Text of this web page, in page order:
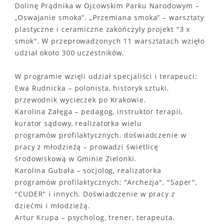
Dolinę Prądnika w Ojcowskim Parku Narodowym –
„Oswajanie smoka”. „Przemiana smoka” – warsztaty
plastyczne i ceramiczne zakończyły projekt "3 x
smok". W przeprowadzonych 11 warsztatach wzięło
udział około 300 uczestników.
W programie wzięli udział specjaliści i terapeuci:
Ewa Rudnicka – polonista, historyk sztuki,
przewodnik wycieczek po Krakowie.
Karolina Załęga – pedagog, instruktor terapii,
kurator sądowy, realizatorka wielu
programów profilaktycznych, doświadczenie w
pracy z młodzieżą – prowadzi świetlicę
środowiskową w Gminie Zielonki.
Karolina Gubała – socjolog, realizatorka
programów profilaktycznych; "Archezja", "Saper",
"CUDER" i innych. Doświadczenie w pracy z
dziećmi i młodzieżą.
Artur Krupa – psycholog, trener, terapeuta.